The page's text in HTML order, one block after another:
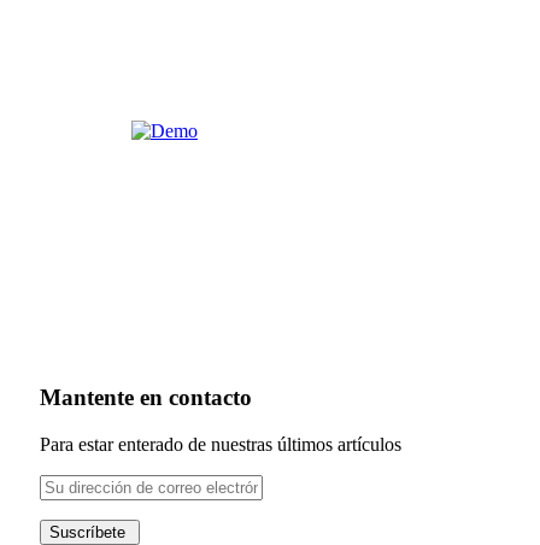
Mantente en contacto
Para estar enterado de nuestras últimos artículos